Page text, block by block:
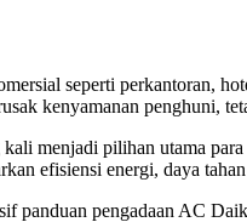
seperti perkantoran,
kenyamanan penghuni,
menjadi pilihan utama
efisiensi energi, daya
panduan pengadaan AC